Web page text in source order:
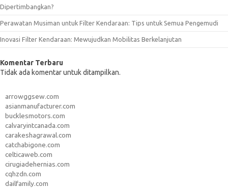
Dipertimbangkan?
Perawatan Musiman untuk Filter Kendaraan: Tips untuk Semua Pengemudi
Inovasi Filter Kendaraan: Mewujudkan Mobilitas Berkelanjutan
Komentar Terbaru
Tidak ada komentar untuk ditampilkan.
arrowggsew.com
asianmanufacturer.com
bucklesmotors.com
calvaryintcanada.com
carakeshagrawal.com
catchabigone.com
celticaweb.com
cirugiadehernias.com
cqhzdn.com
dailfamily.com